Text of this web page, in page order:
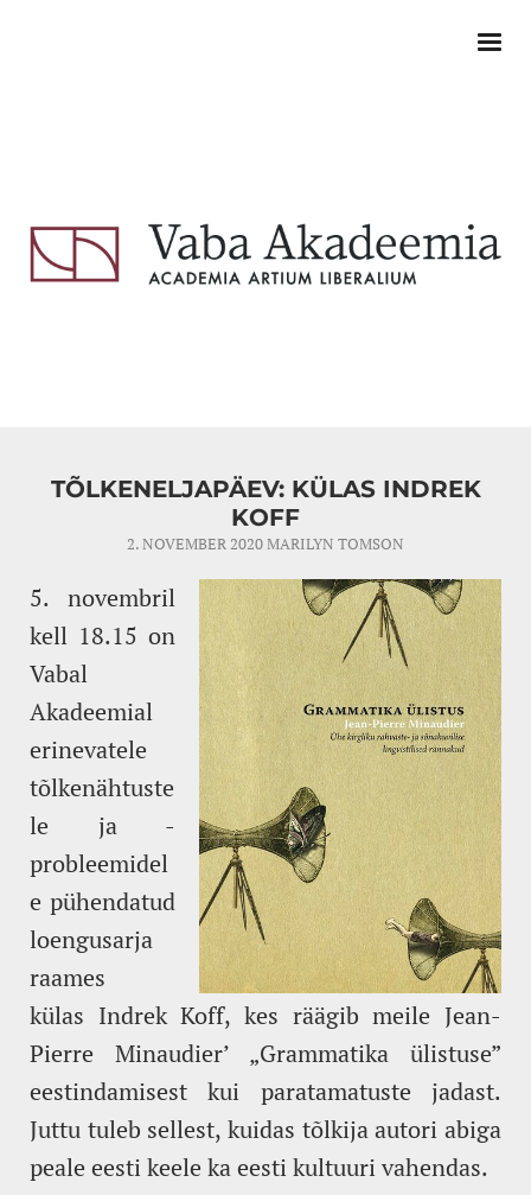
TÕLKENELJAPÄEV: KÜLAS INDREK
KOFF
2. NOVEMBER 2020MARILYN TOMSON
5. novembril
kell 18.15 on
Vabal
Akadeemial
erinevatele
tõlkenähtuste
le ja -
probleemidel
e pühendatud
loengusarja
raames
külas Indrek Koff, kes räägib meile Jean-
Pierre Minaudier’ „Grammatika ülistuse”
eestindamisest kui paratamatuste jadast.
Juttu tuleb sellest, kuidas tõlkija autori abiga
peale eesti keele ka eesti kultuuri vahendas.